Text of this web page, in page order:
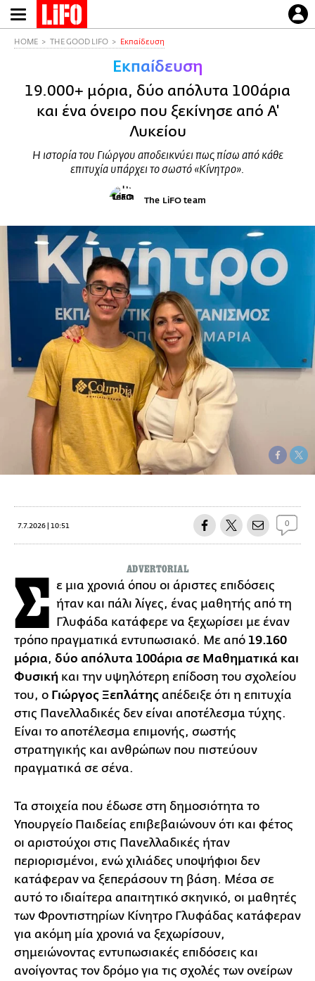
Παράκαμψη
προς
HOME THE GOOD LIFO Εκπαίδευση
Εκπαίδευση
19.000+ μόρια, δύο απόλυτα 100άρια
και ένα όνειρο που ξεκίνησε από Α'
Λυκείου
Η ιστορία του Γιώργου αποδεικνύει πως πίσω από κάθε
επιτυχία υπάρχει το σωστό «Κίνητρο».
The LiFO team
7.7.2026 | 10:51 0
ADVERTORIAL
Σ ε μια χρονιά όπου οι άριστες επιδόσεις
ήταν και πάλι λίγες, ένας μαθητής από τη
Γλυφάδα κατάφερε να ξεχωρίσει με έναν
τρόπο πραγματικά εντυπωσιακό. Με από 19.160
μόρια, δύο απόλυτα 100άρια σε Μαθηματικά και
Φυσική και την υψηλότερη επίδοση του σχολείου
του, ο Γιώργος Ξεπλάτης απέδειξε ότι η επιτυχία
στις Πανελλαδικές δεν είναι αποτέλεσμα τύχης.
Είναι το αποτέλεσμα επιμονής, σωστής
στρατηγικής και ανθρώπων που πιστεύουν
πραγματικά σε σένα.
Τα στοιχεία που έδωσε στη δημοσιότητα το
Υπουργείο Παιδείας επιβεβαιώνουν ότι και φέτος
οι αριστούχοι στις Πανελλαδικές ήταν
περιορισμένοι, ενώ χιλιάδες υποψήφιοι δεν
κατάφεραν να ξεπεράσουν τη βάση. Μέσα σε
αυτό το ιδιαίτερα απαιτητικό σκηνικό, οι μαθητές
των Φροντιστηρίων Κίνητρο Γλυφάδας κατάφεραν
για ακόμη μία χρονιά να ξεχωρίσουν,
σημειώνοντας εντυπωσιακές επιδόσεις και
ανοίγοντας τον δρόμο για τις σχολές των ονείρων